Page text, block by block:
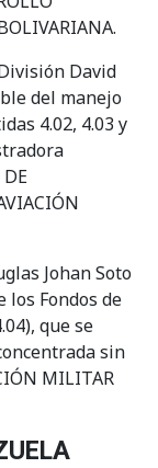
David
del manejo
4.02, 4.03 y
Johan Soto
los Fondos de
que se
sin
MILITAR